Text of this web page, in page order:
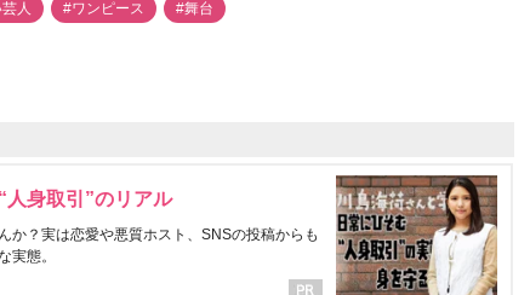
人 #ワンピース #舞台
人身取引”のリアル
か？実は恋愛や悪質ホスト、SNSの投稿からも
実態。